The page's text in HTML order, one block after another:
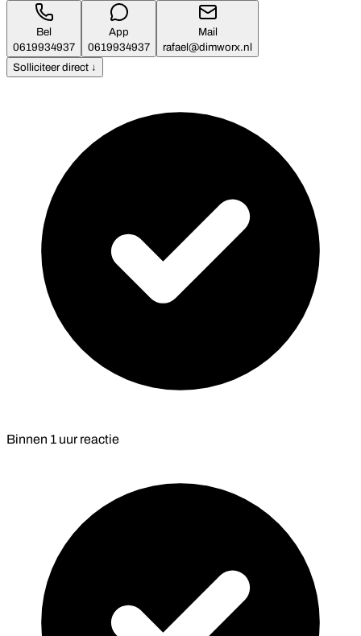
Bel
0619934937
App
0619934937
Mail
rafael@dimworx.nl
Solliciteer direct ↓
Binnen 1 uurreactie